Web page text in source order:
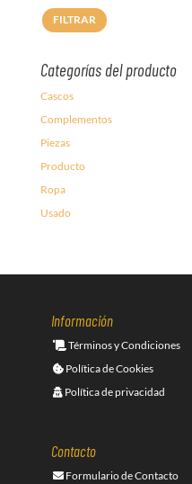
FILTRAR
Categorías del producto
Cascos
Complementos
Piezas
Producto
Ropa
Usado
Información
Términos y Condiciones
Política de Cookies
Política de privacidad
Contacto
Formulario de Contacto